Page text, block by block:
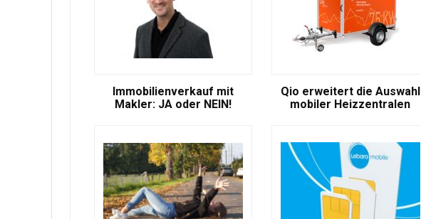
Immobilienverkauf mit
Makler: JA oder NEIN!
Qio erweitert die Auswahl
mobiler Heizzentralen